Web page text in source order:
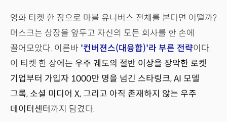
영화 티켓 한 장으로 마블 유니버스 전체를 본다면 어떨까?
머스크는 상장을 앞두고 자신의 모든 회사를 한 손에
끌어모았다. 이른바 '컨버젼스(대융합)'라 부른 전략이다.
이 티켓 한 장에는 우주 궤도의 절반 이상을 장악한 로켓
기업부터 가입자 1000만 명을 넘긴 스타링크, AI 모델
그록, 소셜 미디어 X, 그리고 아직 존재하지 않는 우주
데이터센터 까지 담겼다.